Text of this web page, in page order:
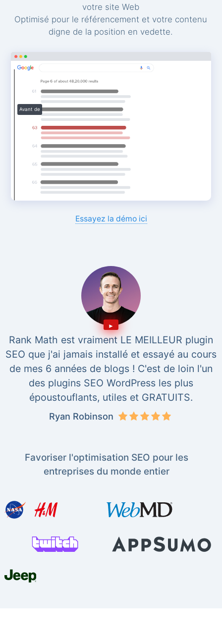
votre site Web
Optimisé pour le référencement et votre contenu
digne de la position en vedette.
Avant de
Essayez la démo ici
Rank Math est vraiment LE MEILLEUR plugin
SEO que j'ai jamais installé et essayé au cours
de mes 6 années de blogs ! C'est de loin l'un
des plugins SEO WordPress les plus
époustouflants, utiles et GRATUITS.
Ryan Robinson
Favoriser l'optimisation SEO pour les
entreprises du monde entier